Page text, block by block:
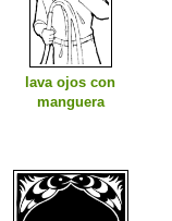
lava ojos con
manguera